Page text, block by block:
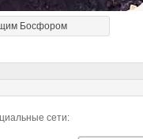
Босфором
сети: